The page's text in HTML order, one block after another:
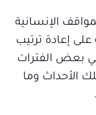
الإنسانية
على إعادة ترتيب
في بعض الفترات
الأحداث وما